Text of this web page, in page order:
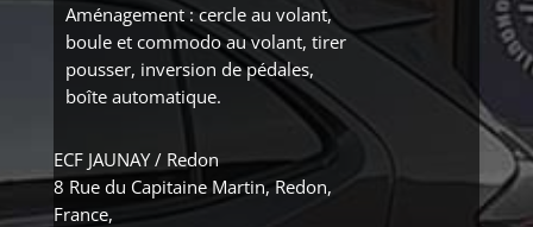
Aménagement : cercle au volant,
boule et commodo au volant, tirer
pousser, inversion de pédales,
boîte automatique.
ECF JAUNAY / Redon
8 Rue du Capitaine Martin, Redon,
France,